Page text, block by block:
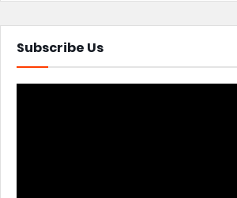
Subscribe Us